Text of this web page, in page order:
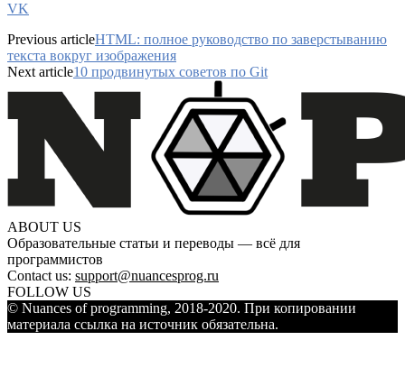
VK
Previous articleHTML: полное руководство по заверстыванию
текста вокруг изображения
Next article10 продвинутых советов по Git
ABOUT US
Образовательные статьи и переводы — всё для
программистов
Contact us: support@nuancesprog.ru
FOLLOW US
© Nuances of programming, 2018-2020. При копировании
материала ссылка на источник обязательна.